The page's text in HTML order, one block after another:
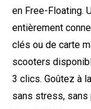
en Free-Floating.
entièrement
clés ou de carte
scooters
3 clics. Goûtez à
sans stress, sans